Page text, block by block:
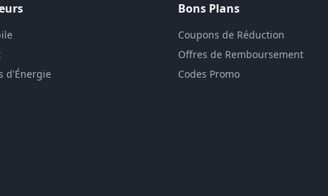
d'Énergie
Bons Plans
Coupons de Réduction
Offres de Remboursement
Codes Promo